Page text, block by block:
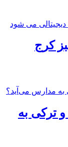
کرج
ترکی به